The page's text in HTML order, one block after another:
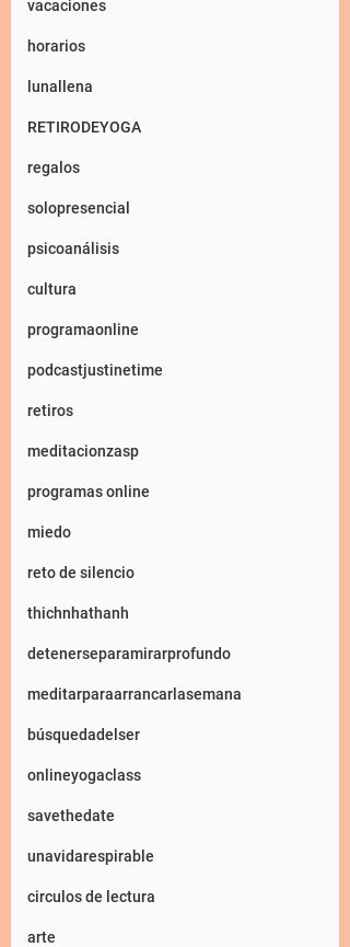
vacaciones
horarios
lunallena
RETIRODEYOGA
regalos
solopresencial
psicoanálisis
cultura
programaonline
podcastjustinetime
retiros
meditacionzasp
programas online
miedo
reto de silencio
thichnhathanh
detenerseparamirarprofundo
meditarparaarrancarlasemana
búsquedadelser
onlineyogaclass
savethedate
unavidarespirable
circulos de lectura
arte